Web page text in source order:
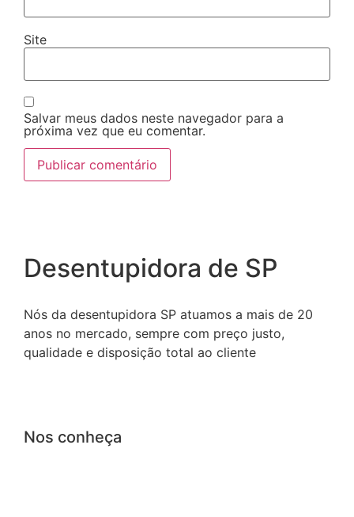
Site
Salvar meus dados neste navegador para a
próxima vez que eu comentar.
Desentupidora de SP
Nós da desentupidora SP atuamos a mais de 20
anos no mercado, sempre com preço justo,
qualidade e disposição total ao cliente
Nos conheça